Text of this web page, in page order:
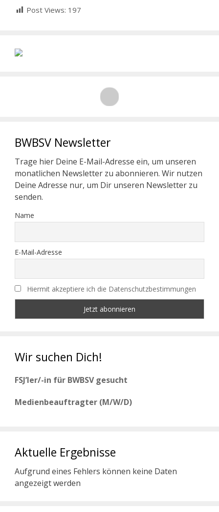
Post Views: 197
BWBSV Newsletter
Trage hier Deine E-Mail-Adresse ein, um unseren
monatlichen Newsletter zu abonnieren. Wir nutzen
Deine Adresse nur, um Dir unseren Newsletter zu
senden.
Name
E-Mail-Adresse
Hiermit akzeptiere ich die Datenschutzbestimmungen
Wir suchen Dich!
FSJ’ler/-in für BWBSV gesucht
Medienbeauftragter (M/W/D)
Aktuelle Ergebnisse
Aufgrund eines Fehlers können keine Daten
angezeigt werden